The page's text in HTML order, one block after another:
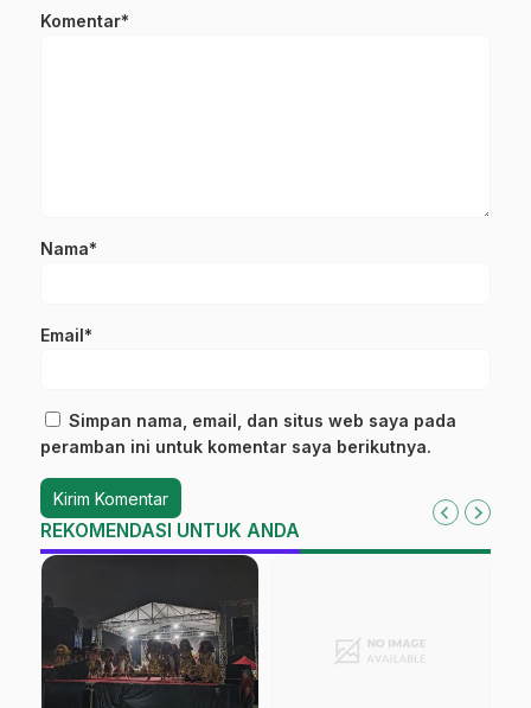
Komentar*
Nama*
Email*
Simpan nama, email, dan situs web saya pada
peramban ini untuk komentar saya berikutnya.
REKOMENDASI UNTUK ANDA